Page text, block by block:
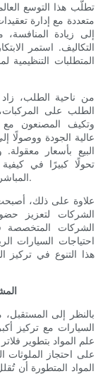
تطلّب هذا التوسع
متعددة مع إدارة
إلى زيادة
التكاليف. استمر
المتطلبات
من ناحية الطلب،
الطلب على المركبات،
وتكيف المصنعون
البيع بأسعار معقولة.
تحولًا كبيرًا في
المباشر وزاد من وعي المستهلكين بجودة الفلاتر وأدائها.
علاوة على ذلك،
الشركات لتعزيز
الشركات المتخصصة
احتياجات السيارات
هذا التنوع في تركيز
بالنظر إلى
السيارات مع تركيز
علم المواد بتطوير
على احتجاز الملوثات
المواد المتطورة أن